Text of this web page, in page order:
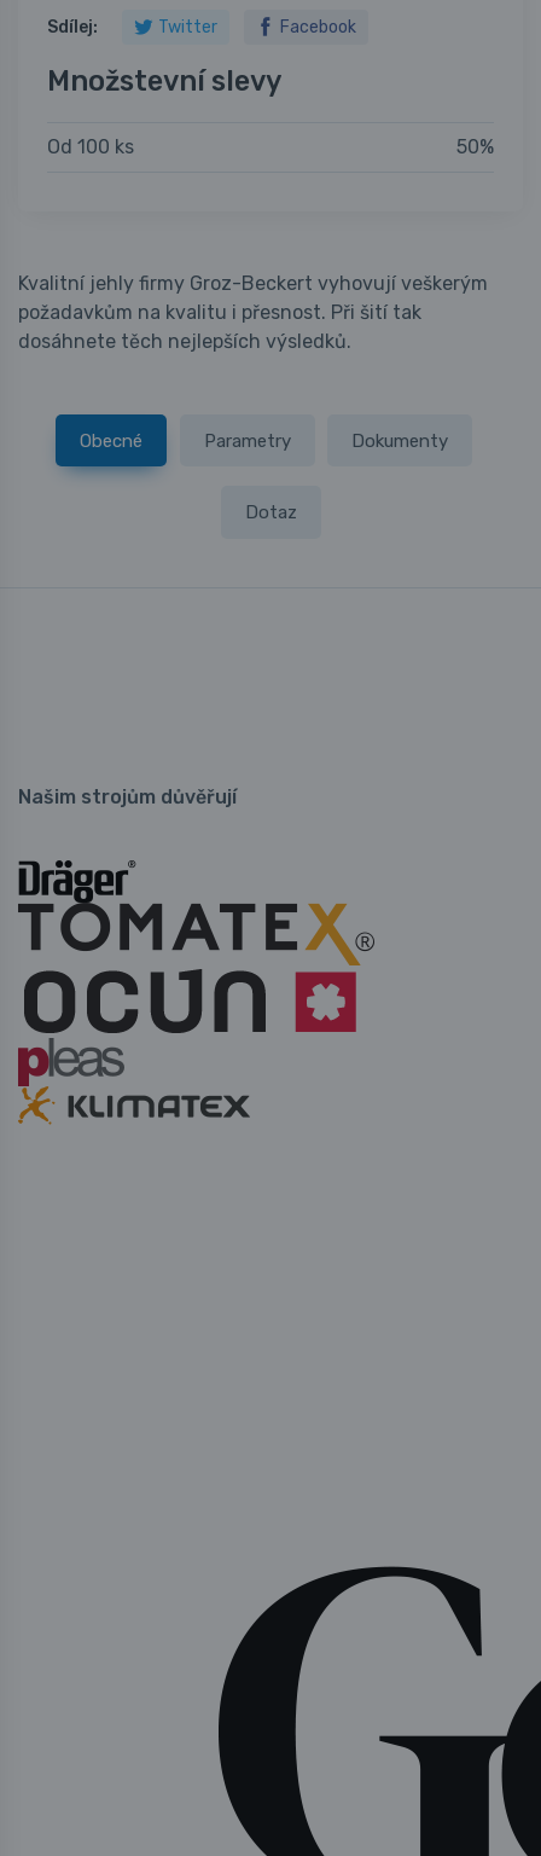
Sdílej: Twitter Facebook
Množstevní slevy
Od 100 ks 50%
Kvalitní jehly firmy Groz-Beckert vyhovují veškerým
požadavkům na kvalitu i přesnost. Při šití tak
dosáhnete těch nejlepších výsledků.
Obecné Parametry Dokumenty
Dotaz
Našim strojům důvěřují